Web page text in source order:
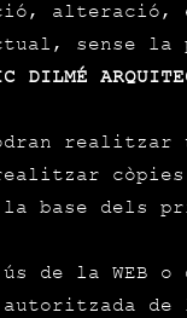
alteració,
sense la
DILMÉ
còpies
base dels
de la WEB
de